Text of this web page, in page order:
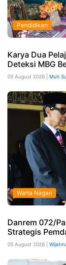
Pendidikan
Karya Dua
Deteksi MBG
05 August 2026 | Muh
Warta Nagari
Danrem 072/
Strategis
05 August 2026 |